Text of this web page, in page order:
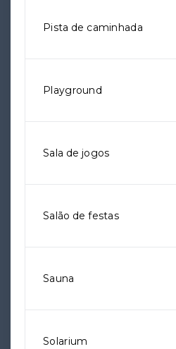
Pista de caminhada
Playground
Sala de jogos
Salão de festas
Sauna
Solarium